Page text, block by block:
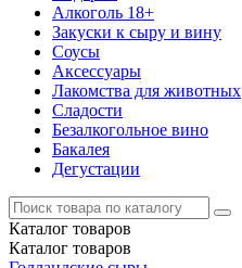
Алкоголь 18+
Закуски к сыру и вину
Соусы
Аксессуары
Лакомства для животных
Сладости
Безалкогольное вино
Бакалея
Дегустации
Каталог товаров
Каталог товаров